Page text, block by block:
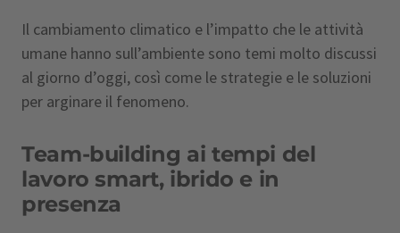
Il cambiamento climatico e l’impatto che le attività
umane hanno sull’ambiente sono temi molto discussi
al giorno d’oggi, così come le strategie e le soluzioni
per arginare il fenomeno.
Team-building ai tempi del
lavoro smart, ibrido e in
presenza